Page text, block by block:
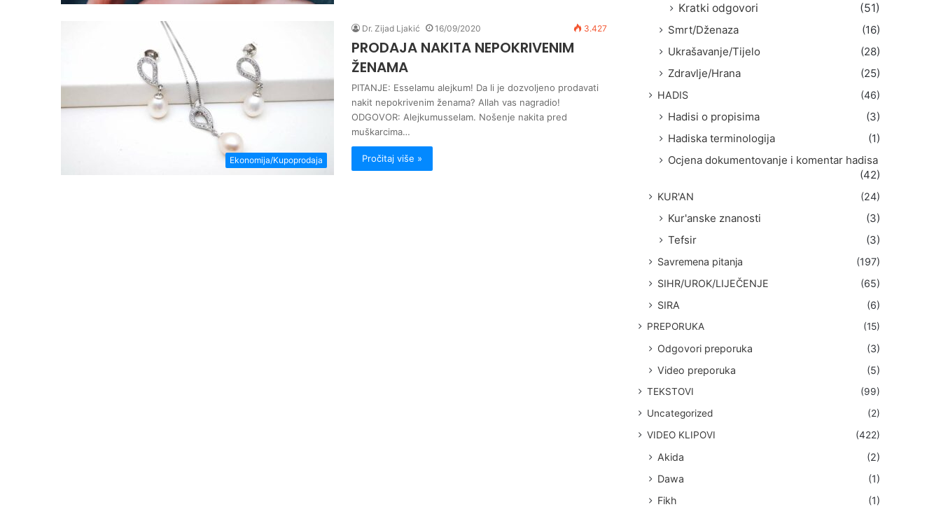
Ekonomija/Kupoprodaja
Dr. Zijad Ljakić 16/09/2020 3.427
PRODAJA NAKITA NEPOKRIVENIM
ŽENAMA
PITANJE: Esselamu alejkum! Da li je dozvoljeno prodavati
nakit nepokrivenim ženama? Allah vas nagradio!
ODGOVOR: Alejkumusselam. Nošenje nakita pred
muškarcima…
Pročitaj više »
Kratki odgovori
(51)
Smrt/Dženaza
(16)
Ukrašavanje/Tijelo
(28)
Zdravlje/Hrana
(25)
HADIS (46)
Hadisi o propisima
(3)
Hadiska terminologija
(1)
Ocjena dokumentovanje i komentar hadisa
(42)
KUR'AN (24)
Kur'anske znanosti
(3)
Tefsir
(3)
Savremena pitanja
(197)
SIHR/UROK/LIJEČENJE
(65)
SIRA
(6)
PREPORUKA (15)
Odgovori preporuka
(3)
Video preporuka
(5)
TEKSTOVI
(99)
Uncategorized
(2)
VIDEO KLIPOVI
(422)
Akida
(2)
Dawa
(1)
Fikh
(1)